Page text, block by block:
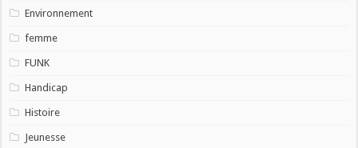
Environnement
femme
FUNK
Handicap
Histoire
Jeunesse